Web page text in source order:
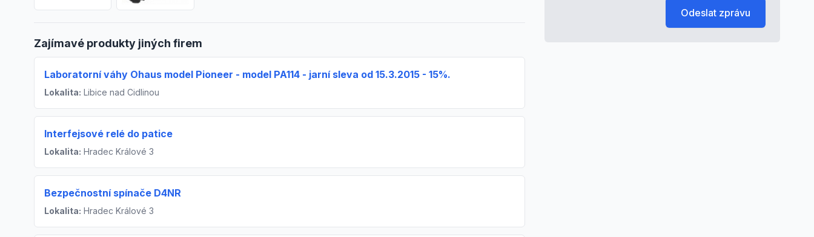
Zajímavé produkty jiných firem
Laboratorní váhy Ohaus model Pioneer - model PA114 - jarní sleva od 15.3.2015 - 15%.
Lokalita: Libice nad Cidlinou
Interfejsové relé do patice
Lokalita: Hradec Králové 3
Bezpečnostní spínače D4NR
Lokalita: Hradec Králové 3
Odeslat zprávu